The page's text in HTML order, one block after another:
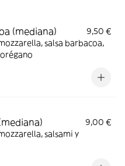
(mediana)
9,50 €
salsa barbacoa,
9,00 €
salsami y